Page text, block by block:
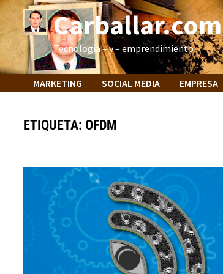
Saltar
contenido Carballar.com
Tecnología – y – emprendimiento
MARKETING SOCIAL MEDIA EMPRESA
ETIQUETA: OFDM